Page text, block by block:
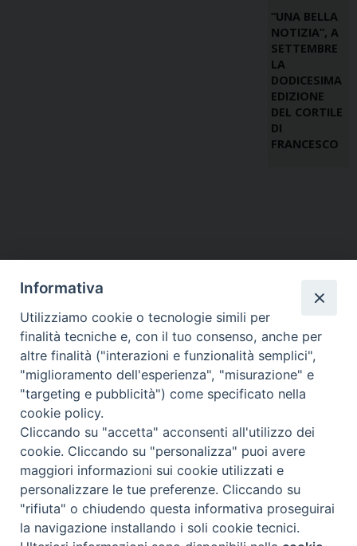
“UNA BELLA
NOTIZIA”, A
SETTEMBRE
LA
DODICESIMA
EDIZIONE
DEL CORTILE
DI
FRANCESCO
Diocesi di Assisi - Nocera Umbra - Gualdo
Tadino
P.zza Vescovado 3, 06081 Assisi (PG)
@2017
Informativa
Utilizziamo cookie o tecnologie simili per
finalità tecniche e, con il tuo consenso, anche per
altre finalità ("interazioni e funzionalità semplici",
"miglioramento dell'esperienza", "misurazione" e
"targeting e pubblicità") come specificato nella
cookie policy.
Cliccando su "accetta" acconsenti all'utilizzo dei
cookie. Cliccando su "personalizza" puoi avere
maggiori informazioni sui cookie utilizzati e
personalizzare le tue preferenze. Cliccando su
"rifiuta" o chiudendo questa informativa proseguirai
la navigazione installando i soli cookie tecnici.